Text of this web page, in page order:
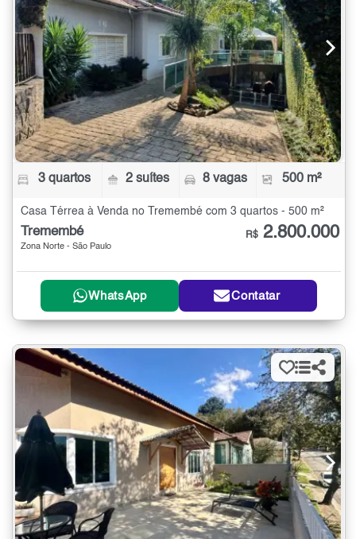
3 quartos 2 suítes 8 vagas 500 m²
Casa Térrea à Venda no Tremembé com 3 quartos - 500 m²
Tremembé
Zona Norte - São Paulo
R$ 2.800.000
WhatsApp Contatar